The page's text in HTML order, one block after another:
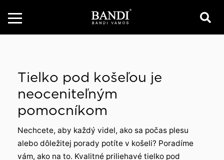
Tielko pod košeľou je
neoceniteľným
pomocníkom
Nechcete, aby každý videl, ako sa počas plesu
alebo dôležitej porady potíte v košeli? Poradíme
vám, ako na to. Kvalitné priliehavé tielko pod